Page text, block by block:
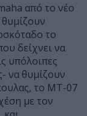
από το νέο
το
δείχνει να
υπόλοιπες
να θυμίζουν
το ΜΤ-07
με τον